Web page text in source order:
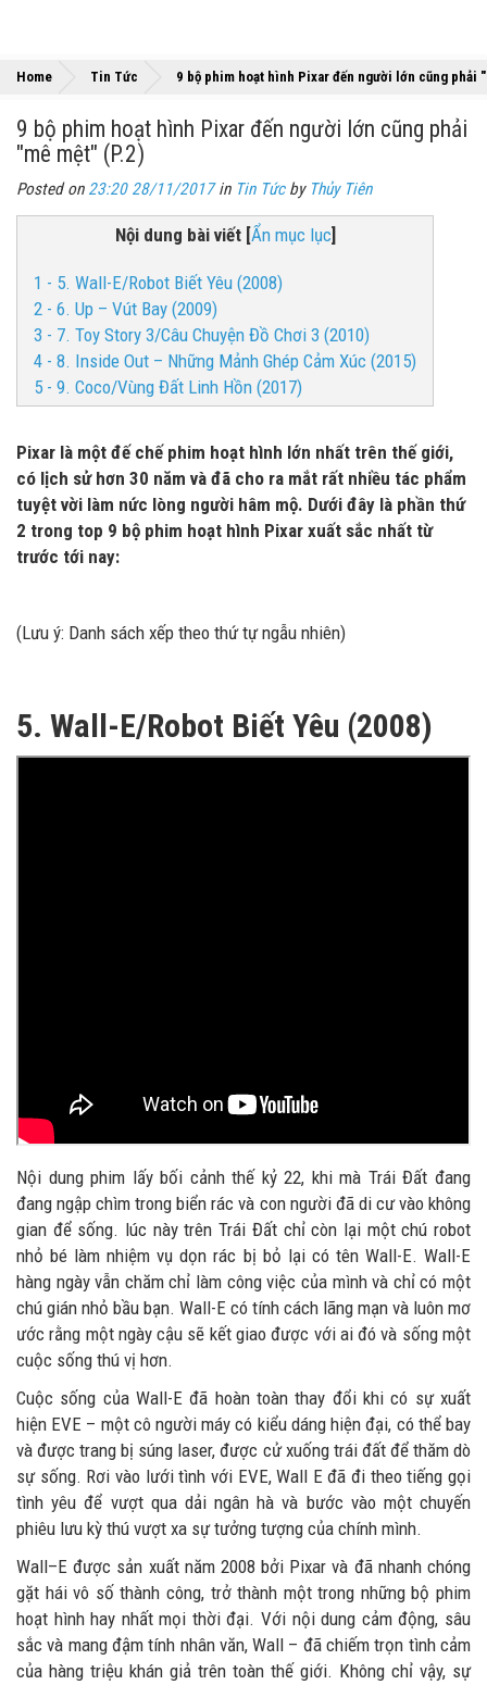
Home Tin Tức 9 bộ phim hoạt hình Pixar đến người lớn cũng phải
9 bộ phim hoạt hình Pixar đến người lớn cũng phải
"mê mệt" (P.2)
Posted on 23:20 28/11/2017in Tin Tứcby Thủy Tiên
Nội dung bài viết[Ẩn mục lục]
1 - 5. Wall-E/Robot Biết Yêu (2008)
2 - 6. Up – Vút Bay (2009)
3 - 7. Toy Story 3/Câu Chuyện Đồ Chơi 3 (2010)
4 - 8. Inside Out – Những Mảnh Ghép Cảm Xúc (2015)
5 - 9. Coco/Vùng Đất Linh Hồn (2017)
Pixar là một đế chế phim hoạt hình lớn nhất trên thế giới,
có lịch sử hơn 30 năm và đã cho ra mắt rất nhiều tác phẩm
tuyệt vời làm nức lòng người hâm mộ. Dưới đây là phần thứ
2 trong top 9 bộ phim hoạt hình Pixar xuất sắc nhất từ
trước tới nay:
(Lưu ý: Danh sách xếp theo thứ tự ngẫu nhiên)
5. Wall-E/Robot Biết Yêu (2008)
Nội dung phim lấy bối cảnh thế kỷ 22, khi mà Trái Đất đang
đang ngập chìm trong biển rác và con người đã di cư vào không
gian để sống. lúc này trên Trái Đất chỉ còn lại một chú robot
nhỏ bé làm nhiệm vụ dọn rác bị bỏ lại có tên Wall-E. Wall-E
hàng ngày vẫn chăm chỉ làm công việc của mình và chỉ có một
chú gián nhỏ bầu bạn. Wall-E có tính cách lãng mạn và luôn mơ
ước rằng một ngày cậu sẽ kết giao được với ai đó và sống một
cuộc sống thú vị hơn.
Cuộc sống của Wall-E đã hoàn toàn thay đổi khi có sự xuất
hiện EVE – một cô người máy có kiểu dáng hiện đại, có thể bay
và được trang bị súng laser, được cử xuống trái đất để thăm dò
sự sống. Rơi vào lưới tình với EVE, Wall E đã đi theo tiếng gọi
tình yêu để vượt qua dải ngân hà và bước vào một chuyến
phiêu lưu kỳ thú vượt xa sự tưởng tượng của chính mình.
Wall–E được sản xuất năm 2008 bởi Pixar và đã nhanh chóng
gặt hái vô số thành công, trở thành một trong những bộ phim
hoạt hình hay nhất mọi thời đại. Với nội dung cảm động, sâu
sắc và mang đậm tính nhân văn, Wall – đã chiếm trọn tình cảm
của hàng triệu khán giả trên toàn thế giới. Không chỉ vậy, sự